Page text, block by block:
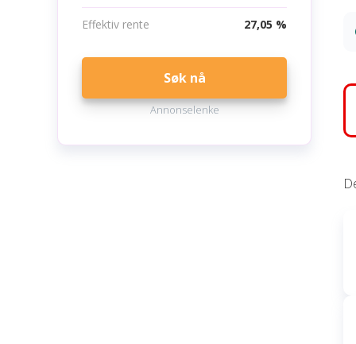
Effektiv rente 27,05 %
Søk nå
Annonselenke